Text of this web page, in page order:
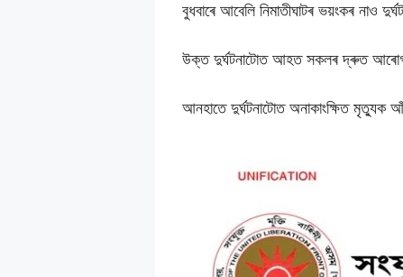
বুধবাৰে আবেলি নিমাতীঘাটৰ ভয়ংকৰ নাও
উক্ত দুৰ্ঘটনাটোত আহত সকলৰ দ্ৰুত
আনহাতে দুৰ্ঘটনাটোত অনাকাংক্ষিত মৃত্যুক